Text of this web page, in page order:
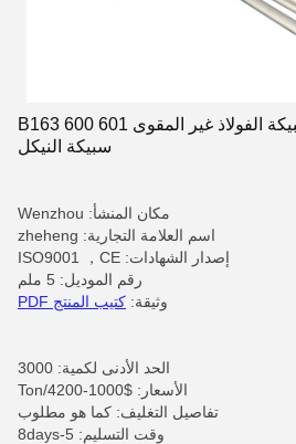
لا مسحوق أنبوب سبيكة الفولاذ غير المقوى 601 600 B163
سبيكة النيكل
مكان المنشأ: Wenzhou
اسم العلامة التجارية: zheheng
إصدار الشهادات: ISO9001 ，CE
رقم الموديل: 5 ملم
وثيقة: كتيب المنتج PDF
الحد الأدنى لكمية: 3000
الأسعار: $1000-4200/Ton
تفاصيل التغليف: كما هو مطلوب
وقت التسليم: 5-8days